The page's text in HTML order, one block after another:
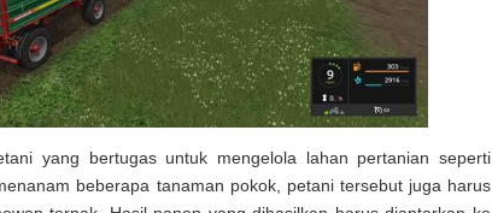
yang bertugas untuk mengelola lahan pertanian seperti
beberapa tanaman pokok, petani tersebut juga harus